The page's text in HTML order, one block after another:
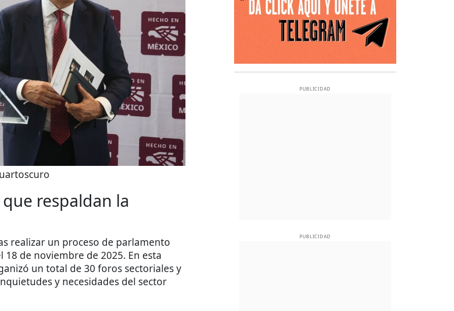
respaldan la
realizar un proceso de parlamento
de noviembre de 2025. En esta
un total de 30 foros sectoriales y
y necesidades del sector
PUBLICIDAD
PUBLICIDAD